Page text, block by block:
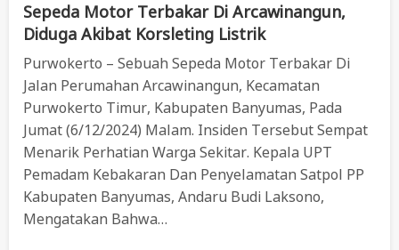
Sepeda Motor Terbakar Di Arcawinangun,
Diduga Akibat Korsleting Listrik
Purwokerto – Sebuah Sepeda Motor Terbakar Di
Jalan Perumahan Arcawinangun, Kecamatan
Purwokerto Timur, Kabupaten Banyumas, Pada
Jumat (6/12/2024) Malam. Insiden Tersebut Sempat
Menarik Perhatian Warga Sekitar. Kepala UPT
Pemadam Kebakaran Dan Penyelamatan Satpol PP
Kabupaten Banyumas, Andaru Budi Laksono,
Mengatakan Bahwa…